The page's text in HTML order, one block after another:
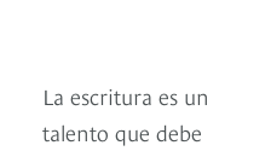
La escritura es un
talento que debe